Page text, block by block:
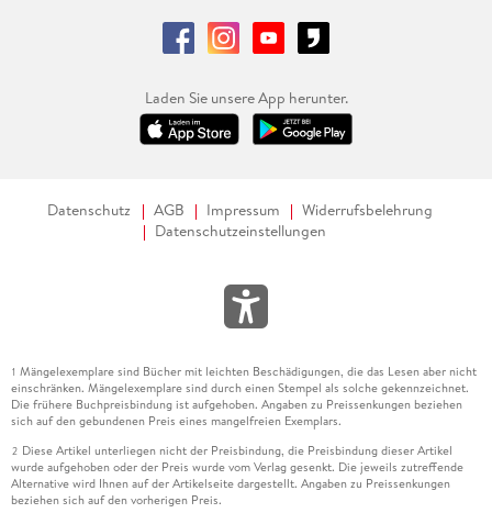
Laden Sie unsere App herunter.
Datenschutz AGB Impressum
Widerrufsbelehrung
Datenschutzeinstellungen
1 Mängelexemplare sind Bücher mit leichten Beschädigungen, die das Lesen aber nicht
einschränken. Mängelexemplare sind durch einen Stempel als solche gekennzeichnet.
Die frühere Buchpreisbindung ist aufgehoben. Angaben zu Preissenkungen beziehen
sich auf den gebundenen Preis eines mangelfreien Exemplars.
2 Diese Artikel unterliegen nicht der Preisbindung, die Preisbindung dieser Artikel
wurde aufgehoben oder der Preis wurde vom Verlag gesenkt. Die jeweils zutreffende
Alternative wird Ihnen auf der Artikelseite dargestellt. Angaben zu Preissenkungen
beziehen sich auf den vorherigen Preis.